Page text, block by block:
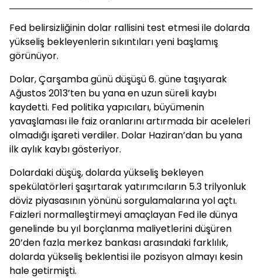
Fed belirsizliğinin dolar rallisini test etmesi ile dolarda
yükseliş bekleyenlerin sıkıntıları yeni başlamış
görünüyor.
Dolar, Çarşamba günü düşüşü 6. güne taşıyarak
Ağustos 2013’ten bu yana en uzun süreli kaybı
kaydetti. Fed politika yapıcıları, büyümenin
yavaşlaması ile faiz oranlarını artırmada bir aceleleri
olmadığı işareti verdiler. Dolar Haziran’dan bu yana
ilk aylık kaybı gösteriyor.
Dolardaki düşüş, dolarda yükseliş bekleyen
spekülatörleri şaşırtarak yatırımcıların 5.3 trilyonluk
döviz piyasasının yönünü sorgulamalarına yol açtı.
Faizleri normalleştirmeyi amaçlayan Fed ile dünya
genelinde bu yıl borçlanma maliyetlerini düşüren
20’den fazla merkez bankası arasındaki farklılık,
dolarda yükseliş beklentisi ile pozisyon almayı kesin
hale getirmişti.